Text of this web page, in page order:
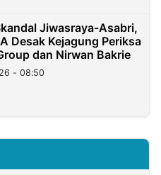
Jiwasraya-Asabri,
Desak Kejagung Periksa
dan Nirwan Bakrie
- 08:50